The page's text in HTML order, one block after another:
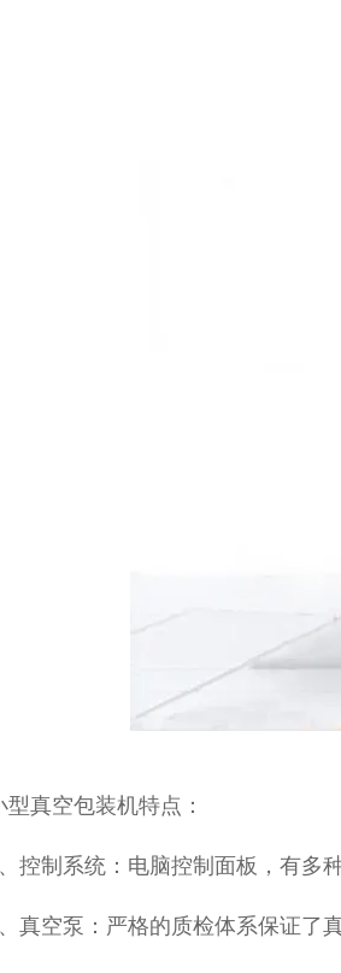
型真空包装机特点：
控制系统：电脑控制面板，有多
真空泵：严格的质检体系保证了